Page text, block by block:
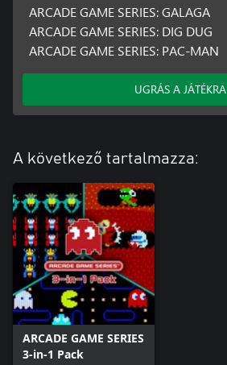
ARCADE GAME SERIES: GALAGA
ARCADE GAME SERIES: DIG DUG
ARCADE GAME SERIES: PAC-MAN
UGRÁS A JÁTÉKRA
A következő tartalmazza:
ARCADE GAME SERIES
3-in-1 Pack